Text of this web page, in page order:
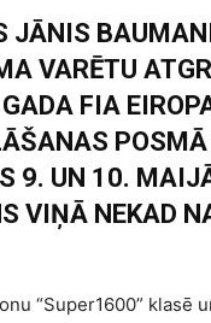
JĀNIS
VARĒTU
FIA
9. UN 10.
VIŅĀ NEKAD
“Super1600” klasē